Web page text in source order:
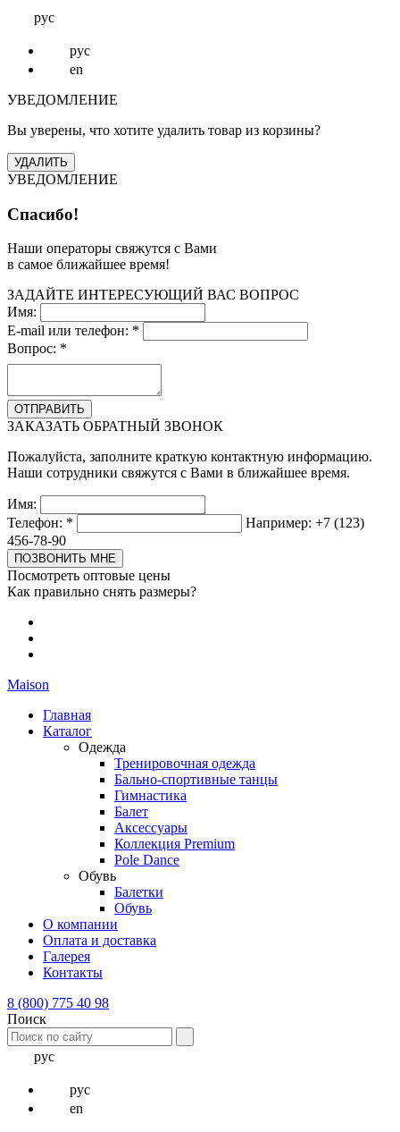
рус
рус
en
УВЕДОМЛЕНИЕ
Вы уверены, что хотите удалить товар из корзины?
УВЕДОМЛЕНИЕ
Спасибо!
Наши операторы свяжутся с Вами
в самое ближайшее время!
ЗАДАЙТЕ ИНТЕРЕСУЮЩИЙ ВАС ВОПРОС
Имя:
E-mail или телефон: *
Вопрос: *
ЗАКАЗАТЬ ОБРАТНЫЙ ЗВОНОК
Пожалуйста, заполните краткую контактную информацию.
Наши сотрудники свяжутся с Вами в ближайшее время.
Имя:
Телефон: *
Например: +7 (123)
456-78-90
Посмотреть оптовые цены
Как правильно снять размеры?
Maison
Главная
Каталог
Одежда
Тренировочная одежда
Бально-спортивные танцы
Гимнастика
Балет
Аксессуары
Коллекция Premium
Pole Dance
Обувь
Балетки
Обувь
О компании
Оплата и доставка
Галерея
Контакты
8 (800) 775 40 98
Поиск
рус
рус
en